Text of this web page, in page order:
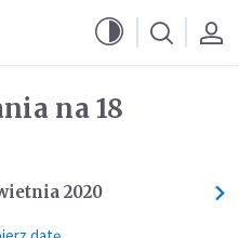
na 18
2020